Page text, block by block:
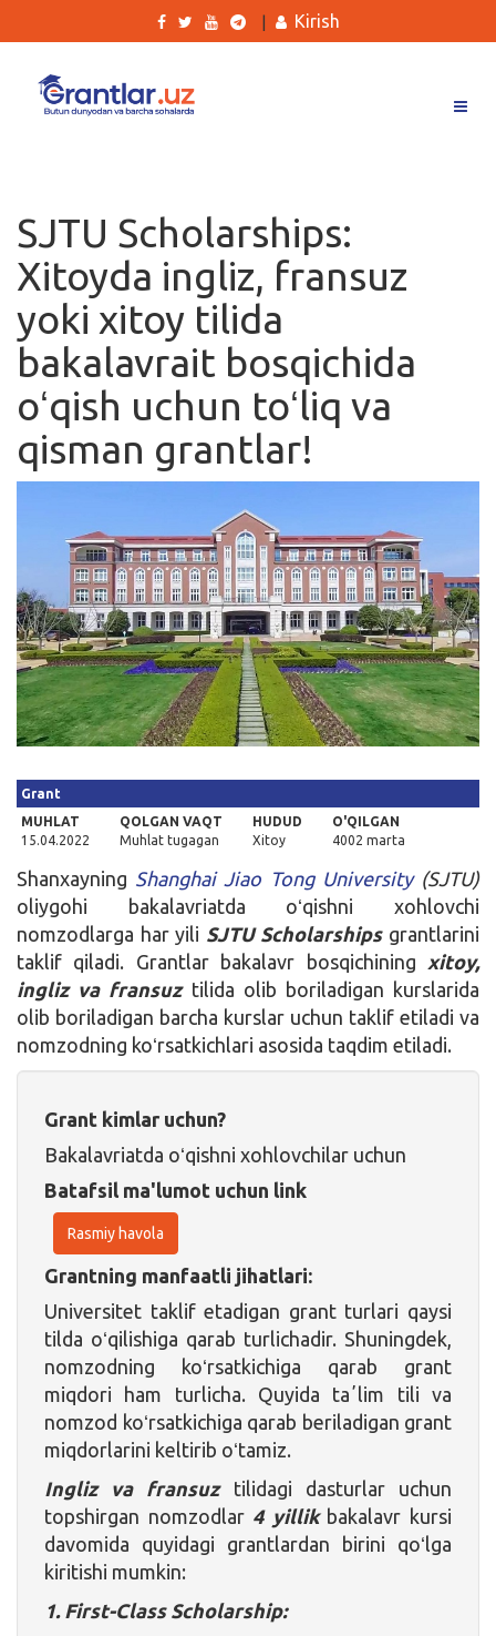
Ishlar
Kurslar
Blog
Yana
Kirish
SJTU Scholarships:
Xitoyda ingliz, fransuz
yoki xitoy tilida
bakalavrait bosqichida
oʻqish uchun toʻliq va
qisman grantlar!
Grant
MUHLAT
15.04.2022
QOLGAN VAQT
Muhlat tugagan
HUDUD
Xitoy
O'QILGAN
4002 marta
Shanxayning Shanghai Jiao Tong University(SJTU)
oliygohi bakalavriatda oʻqishni xohlovchi
nomzodlarga har yili SJTU Scholarshipsgrantlarini
taklif qiladi. Grantlar bakalavr bosqichining xitoy,
ingliz va fransuztilida olib boriladigan kurslarida
olib boriladigan barcha kurslar uchun taklif etiladi va
nomzodning koʻrsatkichlari asosida taqdim etiladi.
Grant kimlar uchun?
Bakalavriatda oʻqishni xohlovchilar uchun
Batafsil ma'lumot uchun link
Rasmiy havola
Grantning manfaatli jihatlari:
Universitet taklif etadigan grant turlari qaysi
tilda oʻqilishiga qarab turlichadir. Shuningdek,
nomzodning koʻrsatkichiga qarab grant
miqdori ham turlicha. Quyida taʼlim tili va
nomzod koʻrsatkichiga qarab beriladigan grant
miqdorlarini keltirib oʻtamiz.
Ingliz va fransuztilidagi dasturlar uchun
topshirgan nomzodlar 4 yillikbakalavr kursi
davomida quyidagi grantlardan birini qoʻlga
kiritishi mumkin:
1. First-Class Scholarship: